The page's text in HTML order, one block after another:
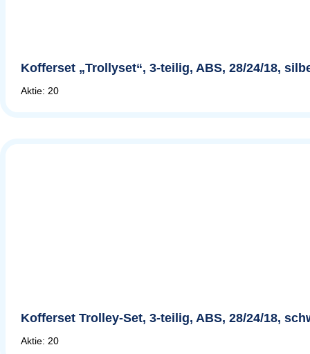
Kofferset „Trollyset“, 3-teilig, ABS, 28/24/18,
Aktie: 20
Kofferset Trolley-Set, 3-teilig, ABS, 28/24/18,
Aktie: 20